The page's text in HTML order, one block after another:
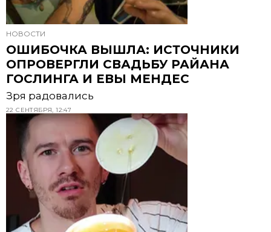
НОВОСТИ
ОШИБОЧКА ВЫШЛА: ИСТОЧНИКИ
ОПРОВЕРГЛИ СВАДЬБУ РАЙАНА
ГОСЛИНГА И ЕВЫ МЕНДЕС
Зря радовались
22 СЕНТЯБРЯ, 12:47